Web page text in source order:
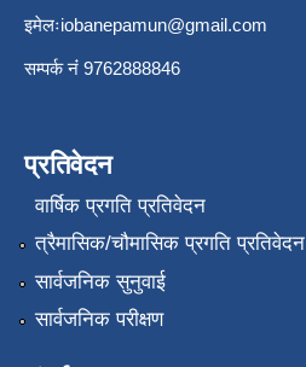
इमेलःiobanepamun@gmail.com
सम्पर्क नंं 9762888846
प्रतिवेदन
वार्षिक प्रगति प्रतिवेदन
त्रैमासिक/चौमासिक प्रगति प्रतिवेदन
सार्वजनिक सुनुवाई
सार्वजनिक परीक्षण